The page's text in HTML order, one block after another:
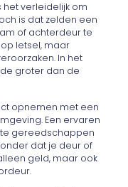
het verleidelijk om
is dat zelden een
of achterdeur te
letsel, maar
In het
groter dan de
opnemen met een
Een ervaren
gereedschappen
dat je deur of
geld, maar ook